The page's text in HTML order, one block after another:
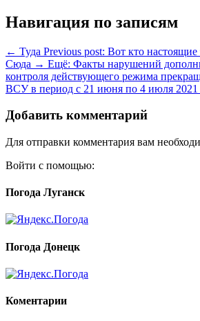
Навигация по записям
← Туда Previous post: Вот кто настоящие
Сюда → Ещё: Факты нарушений
контроля действующего режима
ВСУ в период c 21 июня по 4 июля 2021
Добавить комментарий
Для отправки комментария вам
Войти с помощью:
Погода Луганск
Погода Донецк
Коментарии